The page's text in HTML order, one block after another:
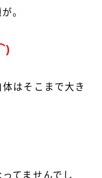
。
はそこまで大き
てませんでし